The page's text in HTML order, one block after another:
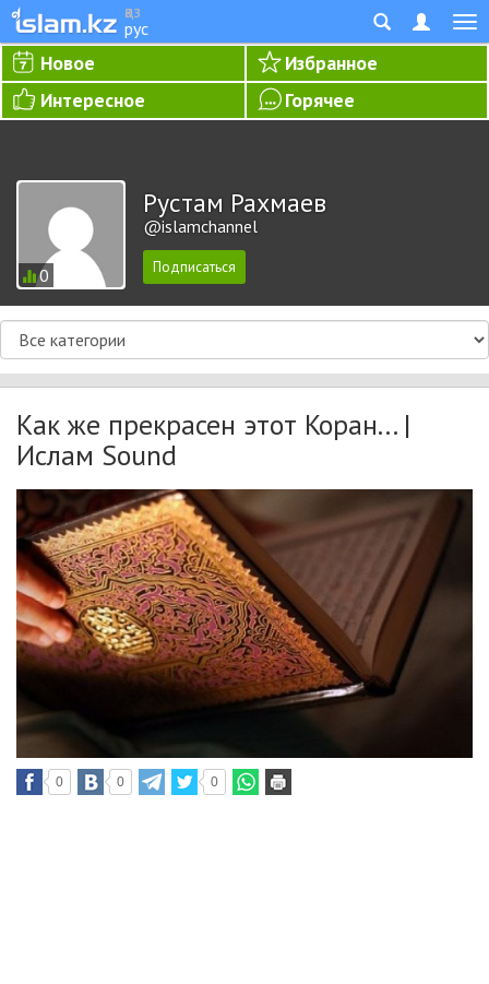
қаз
рус
Новое
Избранное
Интересное
Горячее
0
Рустам Рахмаев
@islamchannel
Как же прекрасен этот Коран... |
Ислам Sound
0 0 0